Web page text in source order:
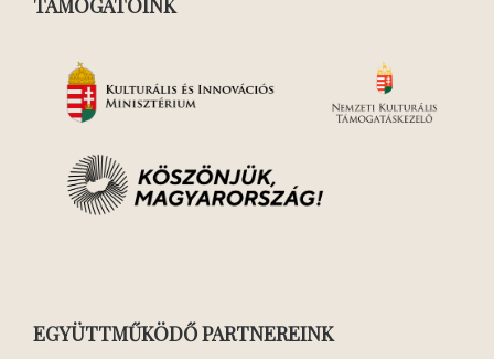
TÁMOGATÓINK
EGYÜTTMŰKÖDŐ PARTNEREINK